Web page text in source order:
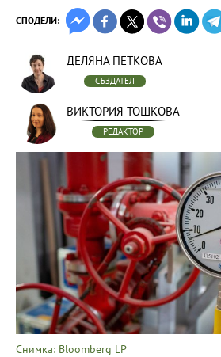
СПОДЕЛИ:
ДЕЛЯНА ПЕТКОВА
СЪЗДАТЕЛ
ВИКТОРИЯ ТОШКОВА
РЕДАКТОР
Снимка: Bloomberg LP